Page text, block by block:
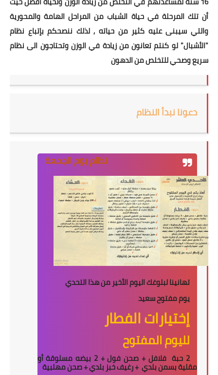
أن تلك المرحلة في حياة الشباب من المراحل الهامة والمحورية
والتي سيبنى عليه كثير من حياته , لذلك ننصحكم بإتباع نظام
"الأشبال" لو كنتم تعانون من زيادة في الوزن وتحتاجون الى نظام
سريع وصحي للتخلص من الدهون
دعونا نبدأ النظام
نظام يوم الجمعة
تهانينا لبلوغك اليوم الأخير من هذا التحدي
يوم مفتوح سعيد
إختيارات الفطار
لليوم المفتوح
2 حبة فلافل + صحن فول + 2 بيضه مسلوقة أو
مقلية بسمن بلدي + رغيف خبز بلدي + صحن مهلبية